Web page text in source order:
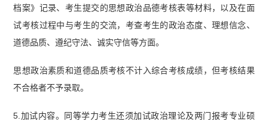
档案》记录、考生提交的思想政治品德考核表等材料，以及在面
试考核过程中与考生的交流，考查考生的政治态度、理想信念、
道德品质、遵纪守法、诚实守信等方面。
思想政治素质和道德品质考核不计入综合考核成绩，但考核结果
不合格者不予录取。
5.加试内容。同等学力考生还须加试政治理论及两门报考专业硕